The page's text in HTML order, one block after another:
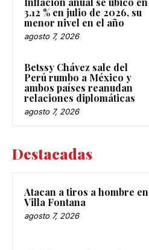
3.12 % en julio de 2026, su
menor nivel en el año
agosto 7, 2026
Betssy Chávez sale del
Perú rumbo a México y
ambos países reanudan
relaciones diplomáticas
agosto 7, 2026
Destacadas
Atacan a tiros a hombre en
Villa Fontana
agosto 7, 2026